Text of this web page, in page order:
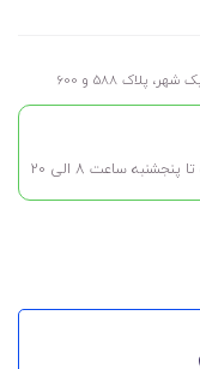
ساعت 8 الی ۲۰